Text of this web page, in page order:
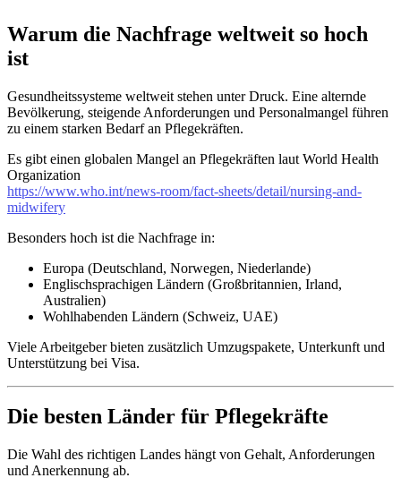
Warum die Nachfrage weltweit so hoch
ist
Gesundheitssysteme weltweit stehen unter Druck. Eine alternde
Bevölkerung, steigende Anforderungen und Personalmangel führen
zu einem starken Bedarf an Pflegekräften.
Es gibt einen globalen Mangel an Pflegekräften laut World Health
Organization
https://www.who.int/news-room/fact-sheets/detail/nursing-and-
midwifery
Besonders hoch ist die Nachfrage in:
Europa (Deutschland, Norwegen, Niederlande)
Englischsprachigen Ländern (Großbritannien, Irland,
Australien)
Wohlhabenden Ländern (Schweiz, UAE)
Viele Arbeitgeber bieten zusätzlich Umzugspakete, Unterkunft und
Unterstützung bei Visa.
Die besten Länder für Pflegekräfte
Die Wahl des richtigen Landes hängt von Gehalt, Anforderungen
und Anerkennung ab.